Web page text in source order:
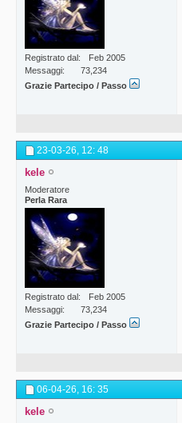
Registrato dal
Feb 2005
Messaggi
73,234
Grazie Partecipo / Passo
23-03-26, 12: 48
kele
Moderatore
Perla Rara
Registrato dal
Feb 2005
Messaggi
73,234
Grazie Partecipo / Passo
06-04-26, 16: 35
kele